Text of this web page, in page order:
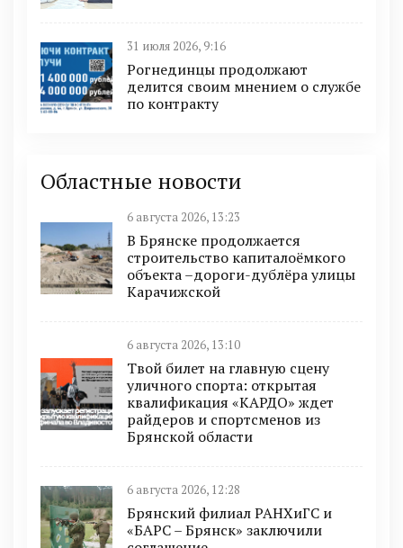
31 июля 2026, 9:16
Рогнединцы продолжают
делится своим мнением о службе
по контракту
Областные новости
6 августа 2026, 13:23
В Брянске продолжается
строительство капиталоёмкого
объекта –дороги-дублёра улицы
Карачижской
6 августа 2026, 13:10
Твой билет на главную сцену
уличного спорта: открытая
квалификация «КАРДО» ждет
райдеров и спортсменов из
Брянской области
6 августа 2026, 12:28
Брянский филиал РАНХиГС и
«БАРС – Брянск» заключили